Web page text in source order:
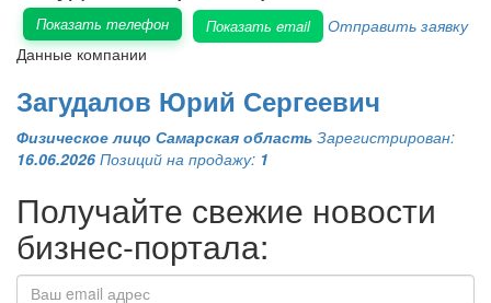
Показать телефон Показать email
Отправить заявку
Данные компании
Загудалов Юрий Сергеевич
Физическое лицо Самарская область Зарегистрирован:
16.06.2026 Позиций на продажу: 1
Получайте свежие новости
бизнес-портала: